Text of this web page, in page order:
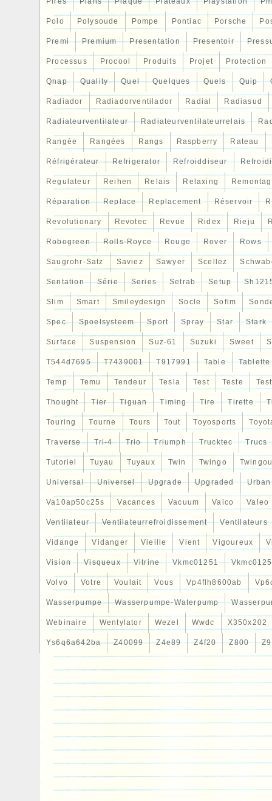
Polo Polysoude Pompe Pontiac Porsche
Premi Premium Presentation Presentoir
Processus Procool Produits Projet Protection
Qnap Quality Quel Quelques Quels Quip
Radiador Radiadorventilador Radial Radiasud
Radiateurventilateur Radiateurventilateurrelais
Rangée Rangées Rangs Raspberry Rateau
Réfrigérateur Refrigerator Refroiddiseur Refroidi
Regulateur Reihen Relais Relaxing
Réparation Replace Replacement Réservoir
Revolutionary Revotec Revue Ridex Rieju
Robogreen Rolls-Royce Rouge Rover Rows
Saugrohr-Satz Saviez Sawyer Scellez
Sentation Série Series Setrab Setup
Slim Smart Smileydesign Socle Sofim
Spec Spoelsysteem Sport Spray Star Stark
Surface Suspension Suz-61 Suzuki Sweet
T544d7695 T7439001 T917991 Table Tablette
Temp Temu Tendeur Tesla Test Teste
Thought Tier Tiguan Timing Tire Tirette
Touring Tourne Tours Tout Toyosports
Traverse Tri-4 Trio Triumph Trucktec Trucs
Tutoriel Tuyau Tuyaux Twin Twingo
Universal Universel Upgrade Upgraded Urban
Va10ap50c25s Vacances Vacuum Vaico Valeo
Ventilateur Ventilateurrefroidissement Ventilateurs
Vidange Vidanger Vieille Vient Vigoureux
Vision Visqueux Vitrine Vkmc01251
Volvo Votre Voulait Vous Vp4flh8600ab
Wasserpumpe Wasserpumpe-Waterpump
Webinaire Wentylator Wezel Wwdc X350x202
Ys6q6a642ba Z40099 Z4e89 Z4f20 Z800